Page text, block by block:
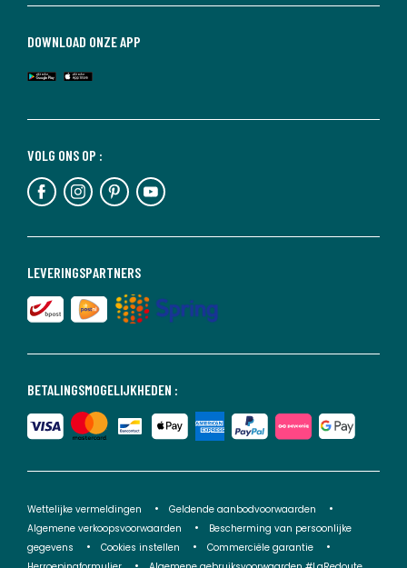
BETALINGSMOGELIJKHEDEN :
LEVERINGSPARTNERS
VOLG ONS OP :
DOWNLOAD ONZE APP
Wettelijke vermeldingen
Geldende aanbodvoorwaarden
Algemene verkoopsvoorwaarden
Bescherming van persoonlijke
gegevens
Cookies instellen
Commerciële garantie